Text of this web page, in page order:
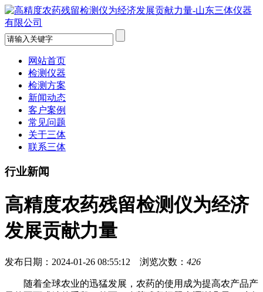
网站首页
检测仪器
检测方案
新闻动态
客户案例
常见问题
关于三体
联系三体
行业新闻
高精度农药残留检测仪为经济
发展贡献力量
发布日期：2024-01-26 08:55:12 浏览次数： 426
随着全球农业的迅猛发展，农药的使用成为提高农产品产